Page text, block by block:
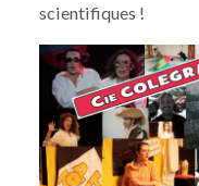
scientifiques !